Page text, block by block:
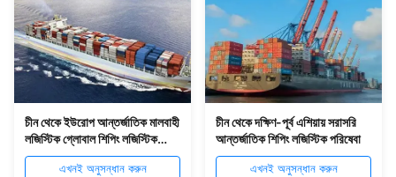
চীন থেকে ইউরোপ আন্তর্জাতিক মালবাহী
লজিস্টিক গ্লোবাল শিপিং লজিস্টিক
পরিষেবা
এখনই অনুসন্ধান করুন
চীন থেকে দক্ষিণ-পূর্ব এশিয়ায় সরাসরি
আন্তর্জাতিক শিপিং লজিস্টিক পরিষেবা
এখনই অনুসন্ধান করুন